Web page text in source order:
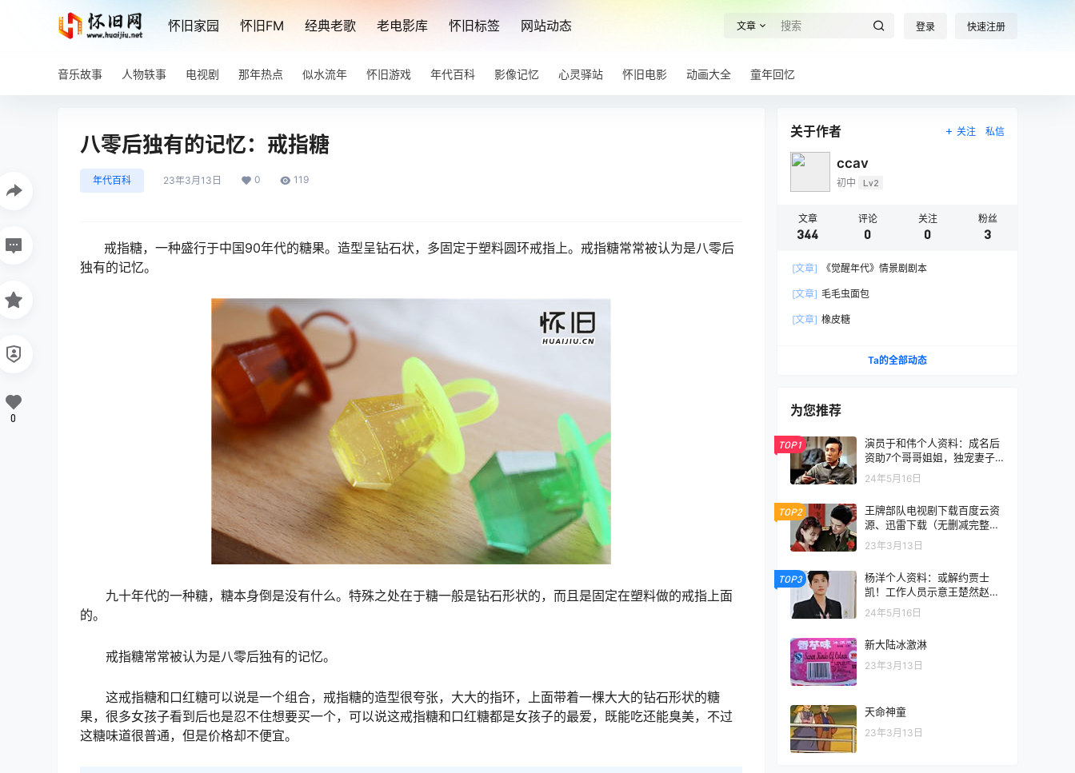
怀旧家园 怀旧FM 经典老歌 老电影库 怀旧标签 网站动态 文章 登录 快速注册
音乐故事 人物轶事 电视剧 那年热点 似水流年 怀旧游戏 年代百科 影像记忆 心灵驿站 怀旧电影 动画大全 童年回忆
八零后独有的记忆：戒指糖
年代百科 23年3月13日 0 119
戒指糖，一种盛行于中国90年代的糖果。造型呈钻石状，多固定于塑料圆环戒指上。戒指糖常常被认为是八零后
独有的记忆。
九十年代的一种糖，糖本身倒是没有什么。特殊之处在于糖一般是钻石形状的，而且是固定在塑料做的戒指上面
的。
戒指糖常常被认为是八零后独有的记忆。
这戒指糖和口红糖可以说是一个组合，戒指糖的造型很夸张，大大的指环，上面带着一棵大大的钻石形状的糖
果，很多女孩子看到后也是忍不住想要买一个，可以说这戒指糖和口红糖都是女孩子的最爱，既能吃还能臭美，不过
这糖味道很普通，但是价格却不便宜。
0
关于作者 关注 私信
ccav
初中 Lv2
文章
344
评论
0
关注
0
粉丝
3
[文章] 《觉醒年代》情景剧剧本
[文章] 毛毛虫面包
[文章] 橡皮糖
Ta的全部动态
为您推荐
TOP1
演员于和伟个人资料：成名后
资助7个哥哥姐姐，独宠妻子3
0年
24年5月16日
TOP2
王牌部队电视剧下载百度云资
源、迅雷下载（无删减完整
版）
23年3月13日
TOP3
杨洋个人资料：或解约贾士
凯！工作人员示意王楚然赵丽
颖态度不同，争议持续
24年5月16日
新大陆冰激淋
23年3月13日
天命神童
23年3月13日